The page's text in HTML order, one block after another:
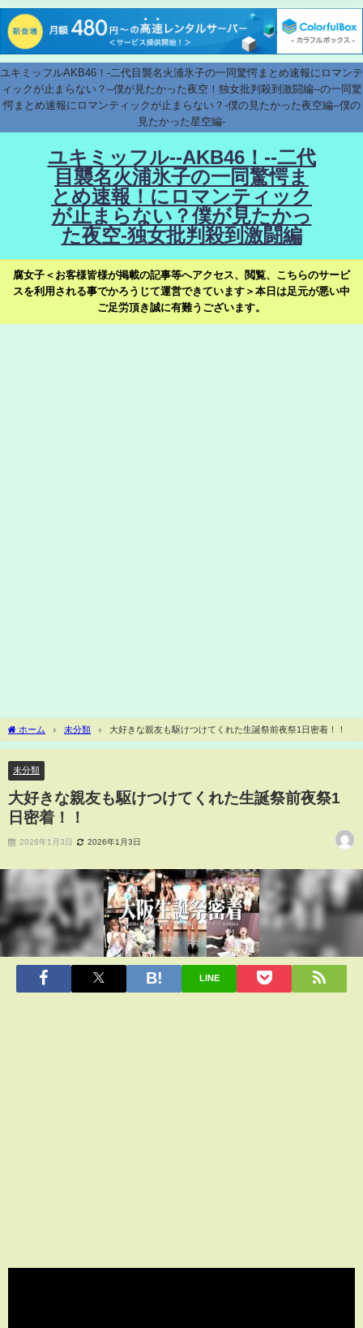
ユキミッフルAKB46！-二代目襲名火浦氷子の一同驚愕まとめ速報にロマンテ
ィックが止まらない？--僕が見たかった夜空！独女批判殺到激闘編--の一同驚
愕まとめ速報にロマンティックが止まらない？-僕の見たかった夜空編--僕の
見たかった星空編-
ユキミッフル--AKB46！--二代
目襲名火浦氷子の一同驚愕ま
とめ速報！にロマンティック
が止まらない？僕が見たかっ
た夜空-独女批判殺到激闘編
腐女子＜お客様皆様が掲載の記事等へアクセス、閲覧、こちらのサービ
スを利用される事でかろうじて運営できています＞本日は足元が悪い中
ご足労頂き誠に有難うございます。
ホーム 未分類 大好きな親友も駆けつけてくれた生誕祭前夜祭1日密着！！
未分類
大好きな親友も駆けつけてくれた生誕祭前夜祭1
日密着！！
2026年1月3日 2026年1月3日
LINE